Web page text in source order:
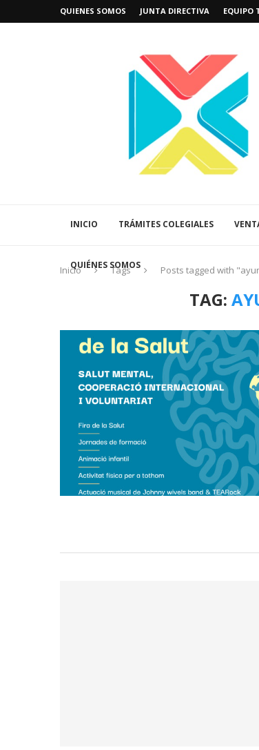
QUIENES SOMOS JUNTA DIRECTIVA EQUIPO
INICIO TRÁMITES COLEGIALES
QUIÉNES SOMOS
Inicio Tags Posts tagged with
TAG: